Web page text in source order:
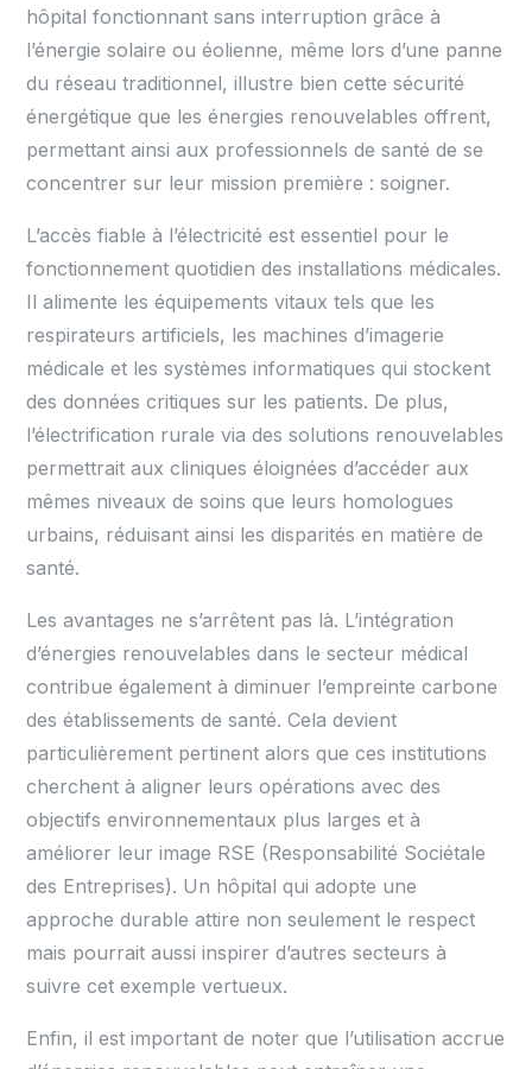
hôpital fonctionnant sans interruption grâce à
l’énergie solaire ou éolienne, même lors d’une panne
du réseau traditionnel, illustre bien cette sécurité
énergétique que les énergies renouvelables offrent,
permettant ainsi aux professionnels de santé de se
concentrer sur leur mission première : soigner.
L’accès fiable à l’électricité est essentiel pour le
fonctionnement quotidien des installations médicales.
Il alimente les équipements vitaux tels que les
respirateurs artificiels, les machines d’imagerie
médicale et les systèmes informatiques qui stockent
des données critiques sur les patients. De plus,
l’électrification rurale via des solutions renouvelables
permettrait aux cliniques éloignées d’accéder aux
mêmes niveaux de soins que leurs homologues
urbains, réduisant ainsi les disparités en matière de
santé.
Les avantages ne s’arrêtent pas là. L’intégration
d’énergies renouvelables dans le secteur médical
contribue également à diminuer l’empreinte carbone
des établissements de santé. Cela devient
particulièrement pertinent alors que ces institutions
cherchent à aligner leurs opérations avec des
objectifs environnementaux plus larges et à
améliorer leur image RSE (Responsabilité Sociétale
des Entreprises). Un hôpital qui adopte une
approche durable attire non seulement le respect
mais pourrait aussi inspirer d’autres secteurs à
suivre cet exemple vertueux.
Enfin, il est important de noter que l’utilisation accrue